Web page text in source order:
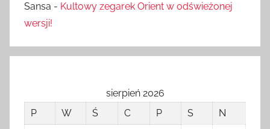
Sansa - Kultowy zegarek Orient w odświeżonej
wersji!
sierpień 2026
P
W Ś C P S
N